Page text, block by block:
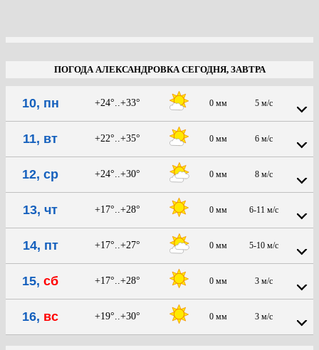
ПОГОДА АЛЕКСАНДРОВКА СЕГОДНЯ, ЗАВТРА
10, пн +24°..+33° 0 мм 5 м/с
11, вт +22°..+35° 0 мм 6 м/с
12, ср +24°..+30° 0 мм 8 м/с
13, чт +17°..+28° 0 мм 6-11 м/с
14, пт +17°..+27° 0 мм 5-10 м/с
15, сб +17°..+28° 0 мм 3 м/с
16, вс +19°..+30° 0 мм 3 м/с